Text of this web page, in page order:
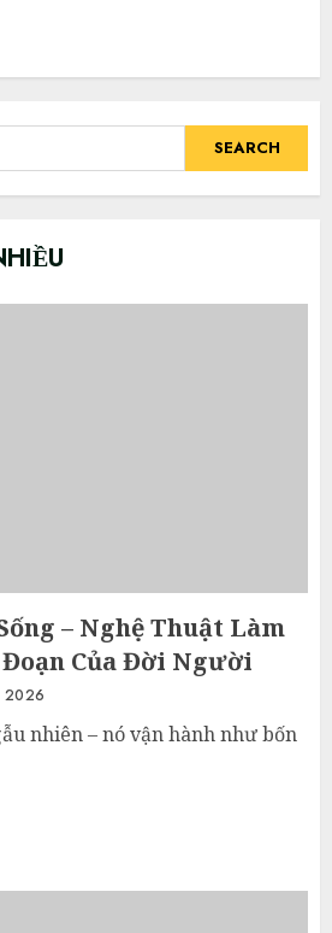
– Nghệ Thuật Làm
Của Đời Người
2026
nhiên – nó vận hành như bốn